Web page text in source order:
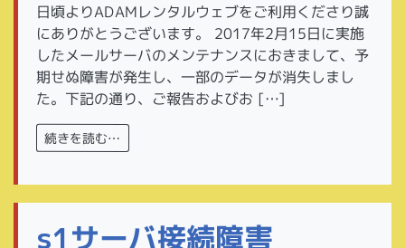
日頃よりADAMレンタルウェブをご利用くださり誠
にありがとうございます。 2017年2月15日に実施
したメールサーバのメンテナンスにおきまして、予
期せぬ障害が発生し、一部のデータが消失しまし
た。下記の通り、ご報告およびお […]
続きを読む…
s1サーバ接続障害